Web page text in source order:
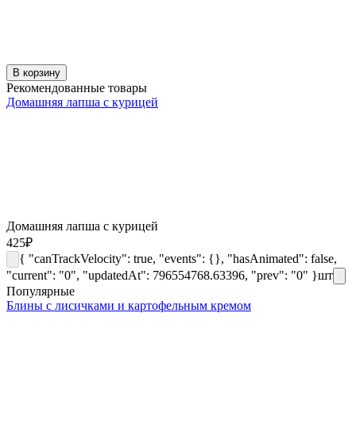
В корзину
Рекомендованные товары
Домашняя лапша с курицей
Домашняя лапша с курицей
425₽
{ "canTrackVelocity": true, "events": {}, "hasAnimated": false,
"current": "0", "updatedAt": 796554768.63396, "prev": "0" }шт
Популярные
Блины с лисичками и картофельным кремом